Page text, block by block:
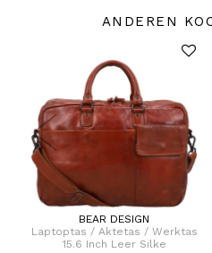
ANDEREN
BEAR DESIGN
Laptoptas / Aktetas / Werktas
15.6 Inch Leer Silke